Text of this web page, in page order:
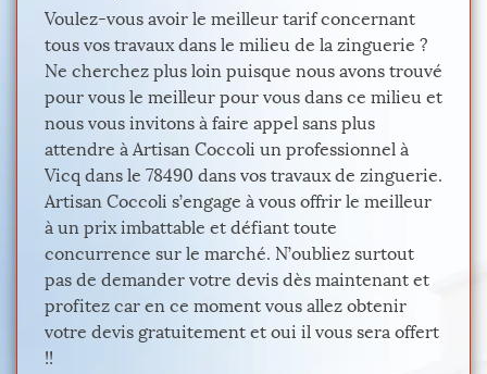
Voulez-vous avoir le meilleur tarif concernant
tous vos travaux dans le milieu de la zinguerie ?
Ne cherchez plus loin puisque nous avons trouvé
pour vous le meilleur pour vous dans ce milieu et
nous vous invitons à faire appel sans plus
attendre à Artisan Coccoli un professionnel à
Vicq dans le 78490 dans vos travaux de zinguerie.
Artisan Coccoli s’engage à vous offrir le meilleur
à un prix imbattable et défiant toute
concurrence sur le marché. N’oubliez surtout
pas de demander votre devis dès maintenant et
profitez car en ce moment vous allez obtenir
votre devis gratuitement et oui il vous sera offert
!!